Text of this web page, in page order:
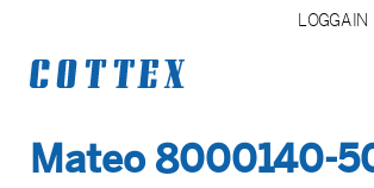
LOGGA IN
Mateo 8000140-